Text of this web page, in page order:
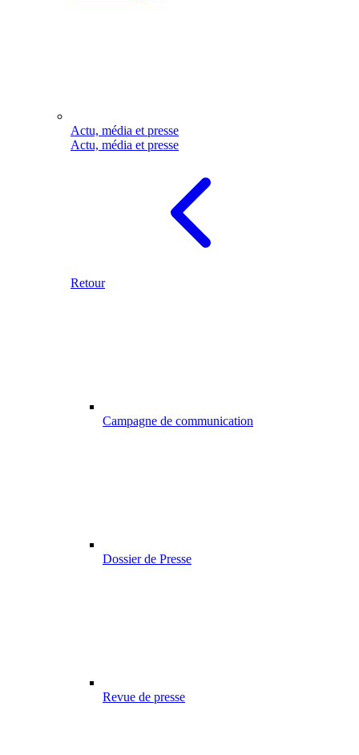
Actu, média et presse
Actu, média et presse
Retour
Campagne de communication
Dossier de Presse
Revue de presse